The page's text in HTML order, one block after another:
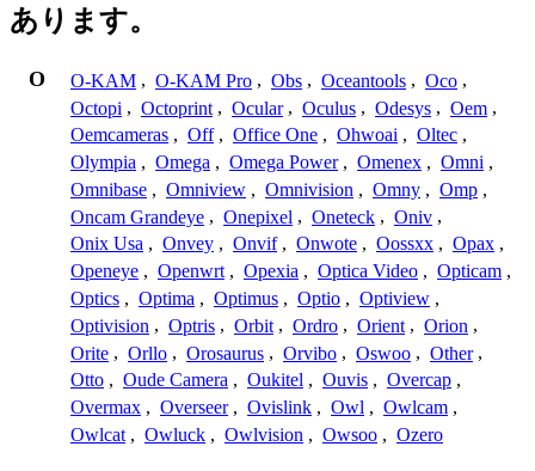
あります。
O O-KAM , O-KAM Pro , Obs , Oceantools , Oco ,
Octopi , Octoprint , Ocular , Oculus , Odesys , Oem ,
Oemcameras , Off , Office One , Ohwoai , Oltec ,
Olympia , Omega , Omega Power , Omenex , Omni ,
Omnibase , Omniview , Omnivision , Omny , Omp ,
Oncam Grandeye , Onepixel , Oneteck , Oniv ,
Onix Usa , Onvey , Onvif , Onwote , Oossxx , Opax ,
Openeye , Openwrt , Opexia , Optica Video , Opticam ,
Optics , Optima , Optimus , Optio , Optiview ,
Optivision , Optris , Orbit , Ordro , Orient , Orion ,
Orite , Orllo , Orosaurus , Orvibo , Oswoo , Other ,
Otto , Oude Camera , Oukitel , Ouvis , Overcap ,
Overmax , Overseer , Ovislink , Owl , Owlcam ,
Owlcat , Owluck , Owlvision , Owsoo , Ozero